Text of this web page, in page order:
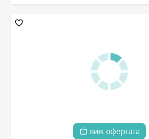
виж офертата